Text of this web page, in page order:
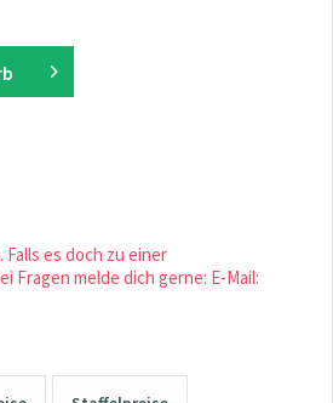
es doch zu einer
melde dich gerne: E-Mail: